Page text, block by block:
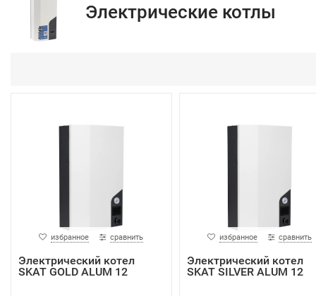
Электрические котлы
избранное сравнить
Электрический котел
SKAT GOLD ALUM 12
избранное сравнить
Электрический котел
SKAT SILVER ALUM 12